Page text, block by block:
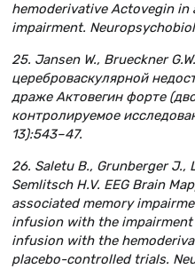
hemoderivative Actovegin in
impairment.
25. Jansen W., Brueckner
цереброваскулярной
драже Актовегин форте
контролируемое
13):543–47.
26. Saletu В., Grunberger J.,
Semlitsch H.V. EEG Brain
associated memory
infusion with the
infusion with the
placebo-controlled trials.